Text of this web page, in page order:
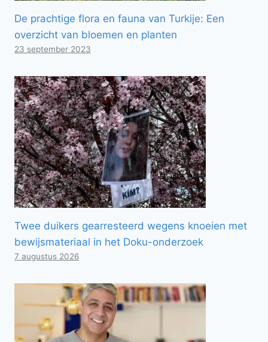
De prachtige flora en fauna van Turkije: Een
overzicht van bloemen en planten
23 september 2023
Twee duikers gearresteerd wegens knoeien met
bewijsmateriaal in het Doku-onderzoek
7 augustus 2026